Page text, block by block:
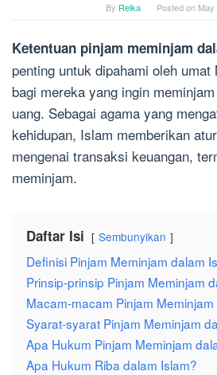
By Reika Posted on May
Ketentuan pinjam meminjam
penting untuk dipahami oleh
bagi mereka yang ingin
uang. Sebagai agama yang
kehidupan, Islam memberikan
mengenai transaksi keuangan,
meminjam.
Daftar Isi Sembunyikan
Definisi Pinjam Meminjam dalam
Prinsip-prinsip Pinjam Meminjam
Macam-macam Pinjam
Syarat-syarat Pinjam Meminjam
Apa Hukum Pinjam Meminjam
Apa Hukum Riba dalam Islam?